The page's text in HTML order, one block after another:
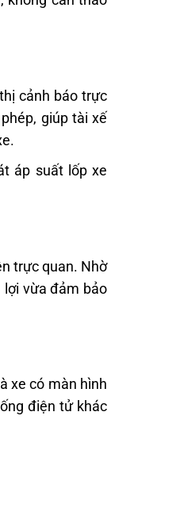
cảnh báo trực
giúp tài xế
áp suất lốp xe
trực quan. Nhờ
lợi vừa đảm bảo
xe có màn hình
điện tử khác